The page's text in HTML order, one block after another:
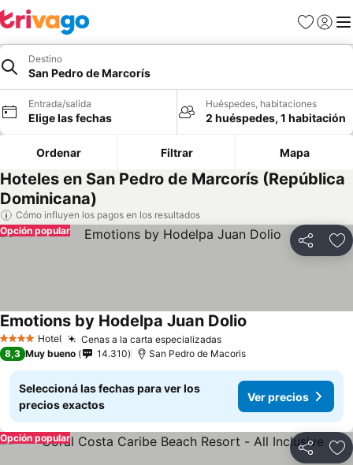
Favoritos
Iniciar
Destino
San Pedro de Marcorís
Entrada/salida
Elige las fechas
Huéspedes, habitaciones
2 huéspedes, 1 habitación
Ordenar Filtrar Mapa
Hoteles en San Pedro de Marcorís (República
Dominicana)
Cómo influyen los pagos en los resultados
Compartir
Opción popular
4 EstrellasHotel Cenas a la carta especializadas
Emotions by Hodelpa Juan Dolio
8,3 Muy bueno 14.310 San Pedro de Macoris
Seleccioná las fechas para ver los
precios exactos
Ver precios
Compartir
Opción popular